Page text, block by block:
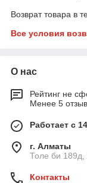
Возврат товара в
Все условия
О нас
Рейтинг не
Менее 5
Работает с
г. Алматы
Толе би 189д,
Контакты